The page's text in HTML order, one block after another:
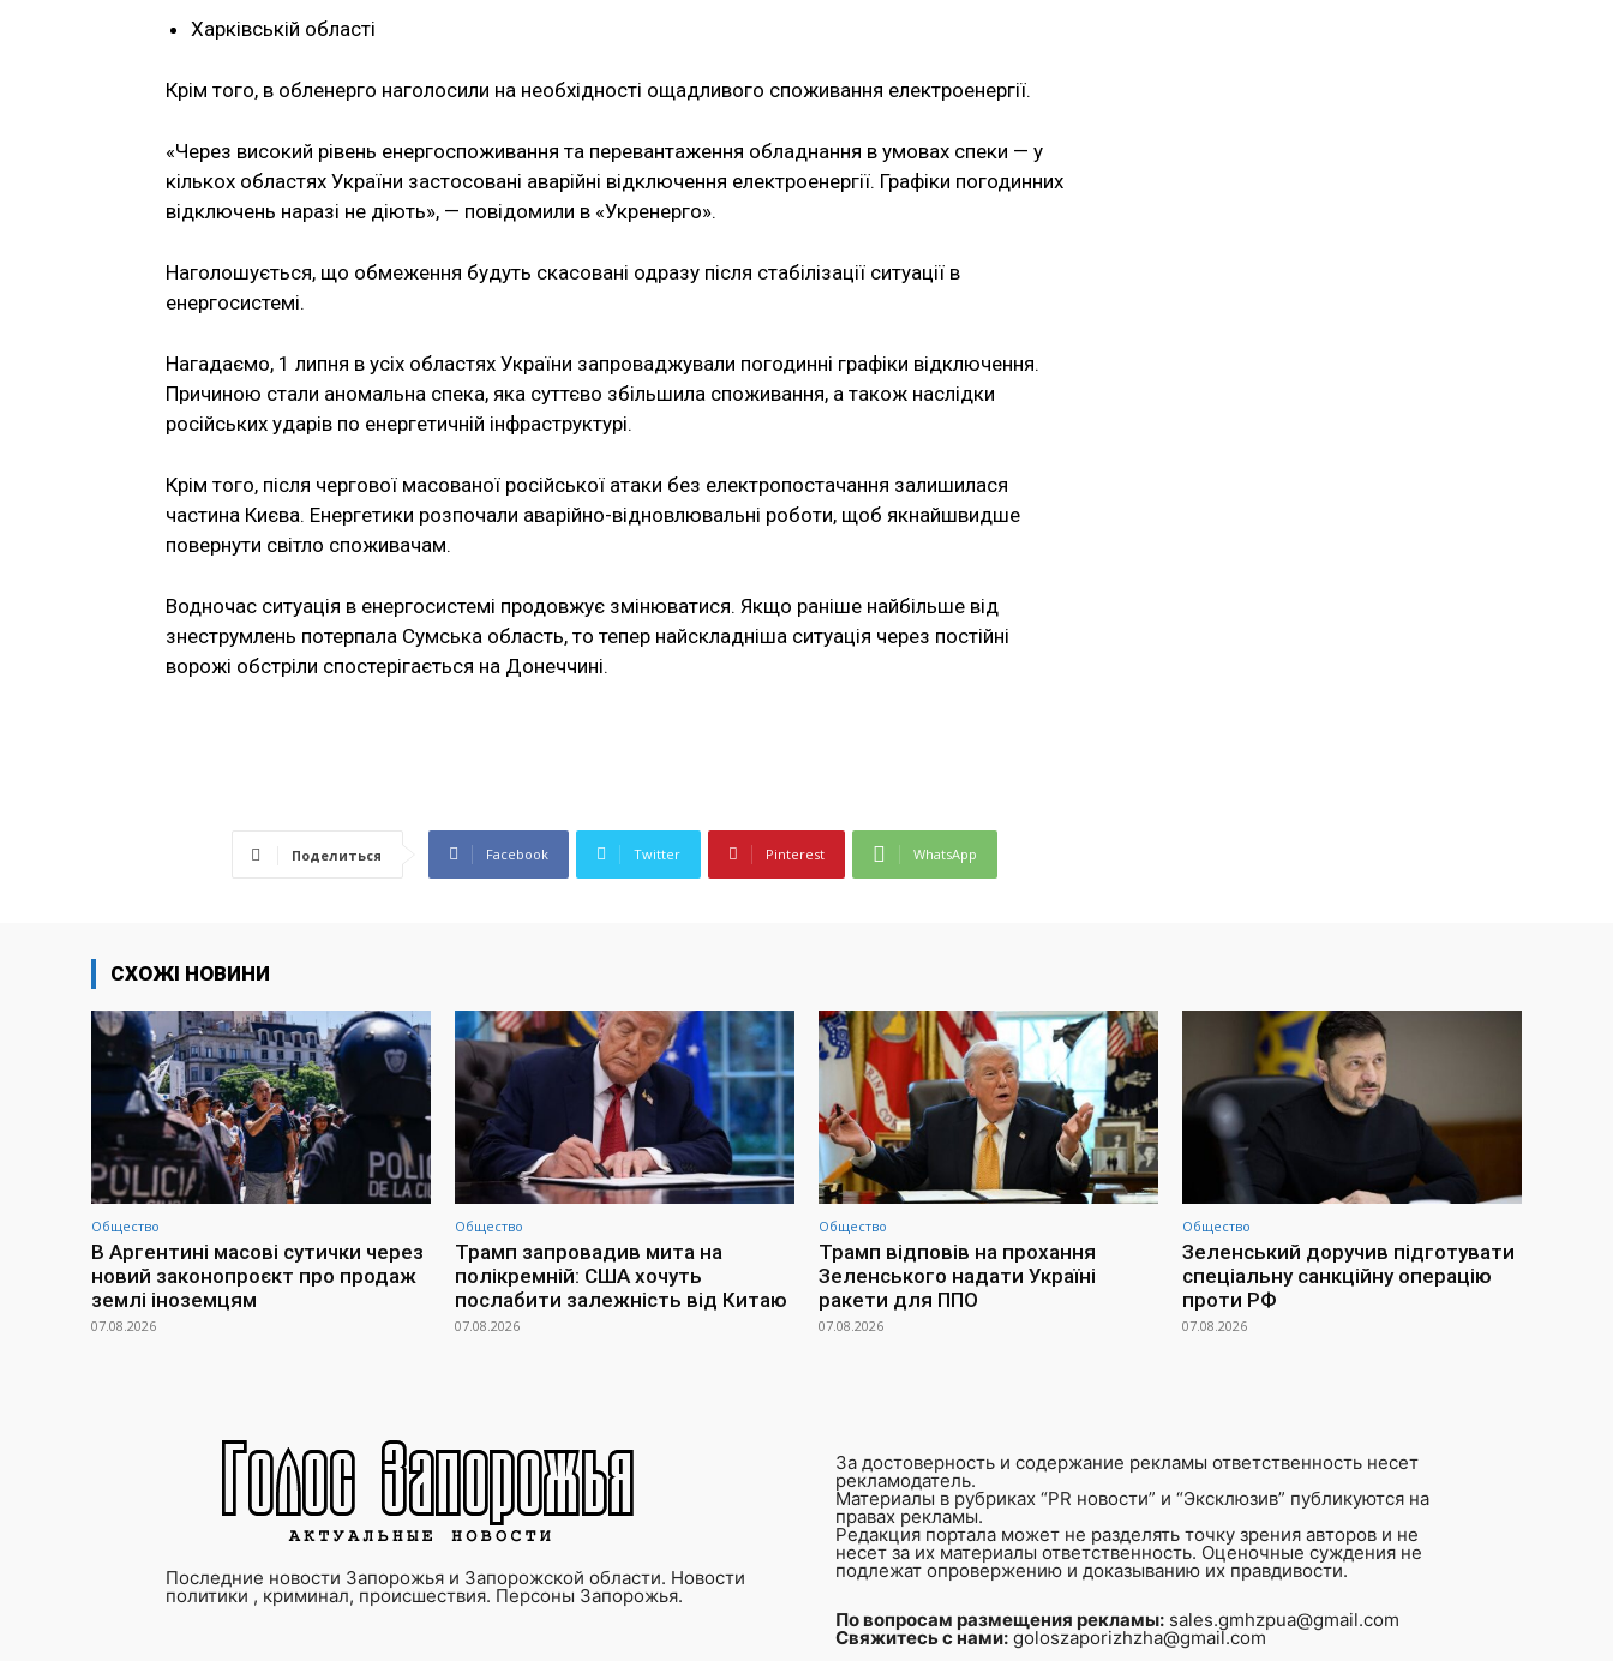
Харківській області
Крім того, в обленерго наголосили на необхідності ощадливого споживання електроенергії.
«Через високий рівень енергоспоживання та перевантаження обладнання в умовах спеки — у
кількох областях України застосовані аварійні відключення електроенергії. Графіки погодинних
відключень наразі не діють», — повідомили в «Укренерго».
Наголошується, що обмеження будуть скасовані одразу після стабілізації ситуації в
енергосистемі.
Нагадаємо, 1 липня в усіх областях України запроваджували погодинні графіки відключення.
Причиною стали аномальна спека, яка суттєво збільшила споживання, а також наслідки
російських ударів по енергетичній інфраструктурі.
Крім того, після чергової масованої російської атаки без електропостачання залишилася
частина Києва. Енергетики розпочали аварійно-відновлювальні роботи, щоб якнайшвидше
повернути світло споживачам.
Водночас ситуація в енергосистемі продовжує змінюватися. Якщо раніше найбільше від
знеструмлень потерпала Сумська область, то тепер найскладніша ситуація через постійні
ворожі обстріли спостерігається на Донеччині.
Поделиться Facebook Twitter Pinterest WhatsApp
СХОЖІ НОВИНИ
Общество
В Аргентині масові сутички через
новий законопроєкт про продаж
землі іноземцям
07.08.2026
Общество
Трамп запровадив мита на
полікремній: США хочуть
послабити залежність від Китаю
07.08.2026
Общество
Трамп відповів на прохання
Зеленського надати Україні
ракети для ППО
07.08.2026
Общество
Зеленський доручив підготувати
спеціальну санкційну операцію
проти РФ
07.08.2026
Последние новости Запорожья и Запорожской области. Новости
политики , криминал, происшествия. Персоны Запорожья.
За достоверность и содержание рекламы ответственность несет
рекламодатель.
Материалы в рубриках “PR новости” и “Эксклюзив” публикуются на
правах рекламы.
Редакция портала может не разделять точку зрения авторов и не
несет за их материалы ответственность. Оценочные суждения не
подлежат опровержению и доказыванию их правдивости.
По вопросам размещения рекламы: sales.gmhzpua@gmail.com
Свяжитесь с нами: goloszaporizhzha@gmail.com